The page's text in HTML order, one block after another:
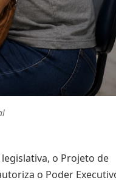
o Projeto de
o Poder